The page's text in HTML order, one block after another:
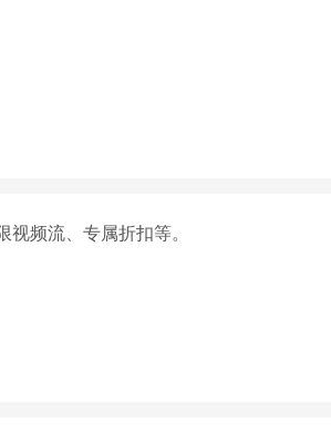
视频流、专属折扣等。